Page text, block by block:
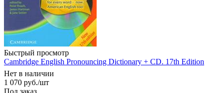
Быстрый просмотр
Cambridge English Pronouncing Dictionary + CD. 17th Edition
Нет в наличии
1 070 руб./шт
Под заказ